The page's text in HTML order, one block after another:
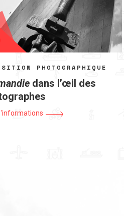
PHOTOGRAPHIQUE
dans l’œil des